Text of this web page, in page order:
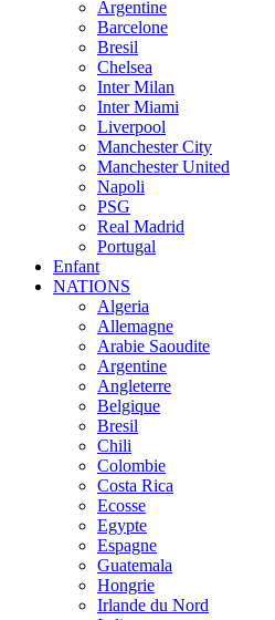
Argentine
Barcelone
Bresil
Chelsea
Inter Milan
Inter Miami
Liverpool
Manchester City
Manchester United
Napoli
PSG
Real Madrid
Portugal
Enfant
NATIONS
Algeria
Allemagne
Arabie Saoudite
Argentine
Angleterre
Belgique
Bresil
Chili
Colombie
Costa Rica
Ecosse
Egypte
Espagne
Guatemala
Hongrie
Irlande du Nord